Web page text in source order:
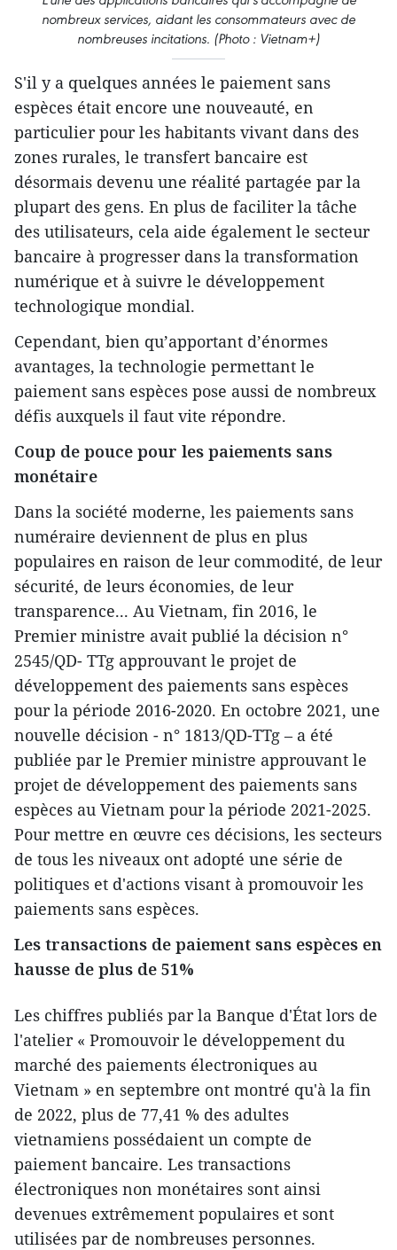
nombreux services, aidant les consommateurs avec de
nombreuses incitations. (Photo : Vietnam+)
S'il y a quelques années le paiement sans
espèces était encore une nouveauté, en
particulier pour les habitants vivant dans des
zones rurales, le transfert bancaire est
désormais devenu une réalité partagée par la
plupart des gens. En plus de faciliter la tâche
des utilisateurs, cela aide également le secteur
bancaire à progresser dans la transformation
numérique et à suivre le développement
technologique mondial.
Cependant, bien qu’apportant d’énormes
avantages, la technologie permettant le
paiement sans espèces pose aussi de nombreux
défis auxquels il faut vite répondre.
Coup de pouce pour les paiements sans
monétaire
Dans la société moderne, les paiements sans
numéraire deviennent de plus en plus
populaires en raison de leur commodité, de leur
sécurité, de leurs économies, de leur
transparence... Au Vietnam, fin 2016, le
Premier ministre avait publié la décision n°
2545/QD- TTg approuvant le projet de
développement des paiements sans espèces
pour la période 2016-2020. En octobre 2021, une
nouvelle décision - n° 1813/QD-TTg – a été
publiée par le Premier ministre approuvant le
projet de développement des paiements sans
espèces au Vietnam pour la période 2021-2025.
Pour mettre en œuvre ces décisions, les secteurs
de tous les niveaux ont adopté une série de
politiques et d'actions visant à promouvoir les
paiements sans espèces.
Les transactions de paiement sans espèces en
hausse de plus de 51%
Les chiffres publiés par la Banque d'État lors de
l'atelier « Promouvoir le développement du
marché des paiements électroniques au
Vietnam » en septembre ont montré qu'à la fin
de 2022, plus de 77,41 % des adultes
vietnamiens possédaient un compte de
paiement bancaire. Les transactions
électroniques non monétaires sont ainsi
devenues extrêmement populaires et sont
utilisées par de nombreuses personnes.